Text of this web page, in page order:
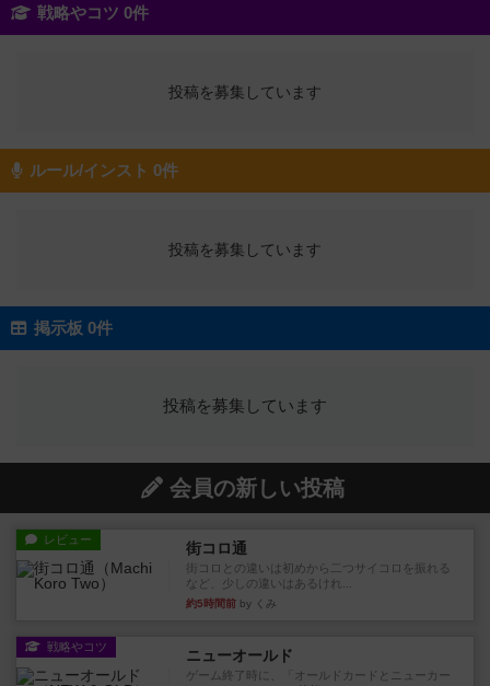
戦略やコツ 0件
投稿を募集しています
ルール/インスト 0件
投稿を募集しています
掲示板 0件
投稿を募集しています
会員の新しい投稿
レビュー 街コロ通
街コロとの違いは初めから二つサイコロを振れる
など、少しの違いはあるけれ...
約5時間前 by くみ
戦略やコツ ニューオールド
ゲーム終了時に、「オールドカードとニューカー